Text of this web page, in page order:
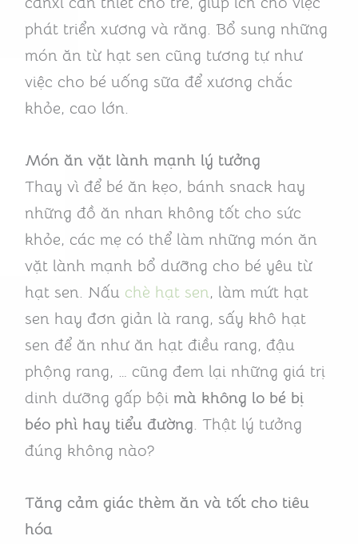
phát triển xương và răng. Bổ sung những
món ăn từ hạt sen cũng tương tự như
việc cho bé uống sữa để xương chắc
khỏe, cao lớn.
Món ăn vặt lành mạnh lý tưởng
Thay vì để bé ăn kẹo, bánh snack hay
những đồ ăn nhan không tốt cho sức
khỏe, các mẹ có thể làm những món ăn
vặt lành mạnh bổ dưỡng cho bé yêu từ
hạt sen. Nấu chè hạt sen, làm mứt hạt
sen hay đơn giản là rang, sấy khô hạt
sen để ăn như ăn hạt điều rang, đậu
phộng rang, … cũng đem lại những giá trị
dinh dưỡng gấp bội mà không lo bé bị
béo phì hay tiểu đường. Thật lý tưởng
đúng không nào?
Tăng cảm giác thèm ăn và tốt cho tiêu
hóa